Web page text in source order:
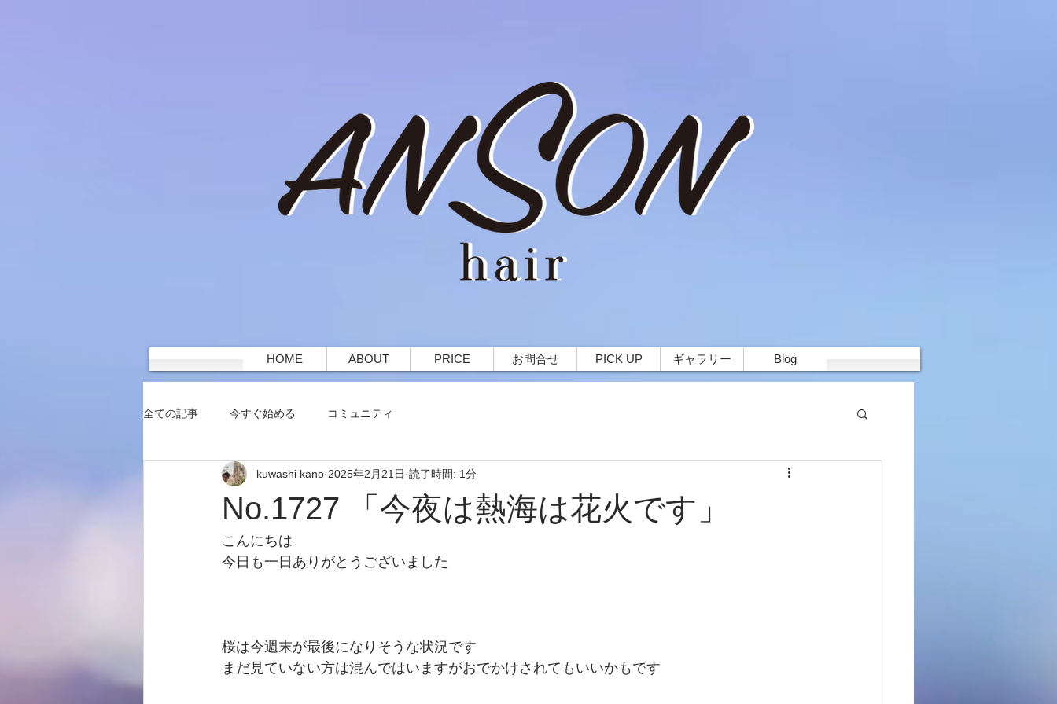
HOME ABOUT PRICE お問合せ PICK UP ギャラリー Blog
全ての記事 今すぐ始める コミュニティ
No.1727 「今夜は熱海は花火です」
kuwashi kano 2025年2月21日 読了時間: 1分
こんにちは
今日も一日ありがとうございました
桜は今週末が最後になりそうな状況です
まだ見ていない方は混んではいますがおでかけされてもいいかもです